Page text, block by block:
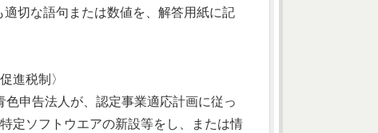
切な語句または数値を、解答用紙に記
進税制〉
色申告法人が、認定事業適応計画に従っ
定ソフトウエアの新設等をし、または情